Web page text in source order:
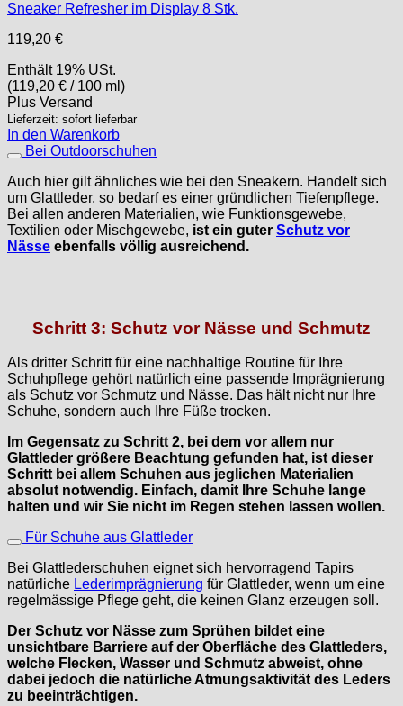
Sneaker Refresher im Display 8 Stk.
119,20 €
Enthält 19% USt.
(119,20 € / 100 ml)
Plus Versand
Lieferzeit: sofort lieferbar
In den Warenkorb
Bei Outdoorschuhen
Auch hier gilt ähnliches wie bei den Sneakern. Handelt sich
um Glattleder, so bedarf es einer gründlichen Tiefenpflege.
Bei allen anderen Materialien, wie Funktionsgewebe,
Textilien oder Mischgewebe, ist ein guter Schutz vor
Nässe ebenfalls völlig ausreichend.
Schritt 3: Schutz vor Nässe und Schmutz
Als dritter Schritt für eine nachhaltige Routine für Ihre
Schuhpflege gehört natürlich eine passende Imprägnierung
als Schutz vor Schmutz und Nässe. Das hält nicht nur Ihre
Schuhe, sondern auch Ihre Füße trocken.
Im Gegensatz zu Schritt 2, bei dem vor allem nur
Glattleder größere Beachtung gefunden hat, ist dieser
Schritt bei allem Schuhen aus jeglichen Materialien
absolut notwendig. Einfach, damit Ihre Schuhe lange
halten und wir Sie nicht im Regen stehen lassen wollen.
Für Schuhe aus Glattleder
Bei Glattlederschuhen eignet sich hervorragend Tapirs
natürliche Lederimprägnierung für Glattleder, wenn um eine
regelmässige Pflege geht, die keinen Glanz erzeugen soll.
Der Schutz vor Nässe zum Sprühen bildet eine
unsichtbare Barriere auf der Oberfläche des Glattleders,
welche Flecken, Wasser und Schmutz abweist, ohne
dabei jedoch die natürliche Atmungsaktivität des Leders
zu beeinträchtigen.